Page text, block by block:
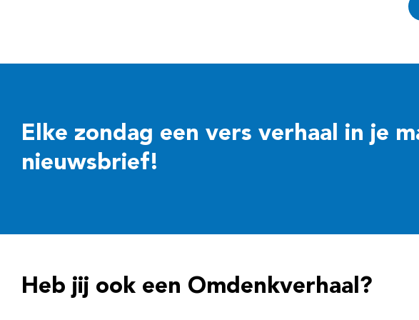
Elke zondag een vers verhaal in je
nieuwsbrief!
Heb jij ook een Omdenkverhaal?